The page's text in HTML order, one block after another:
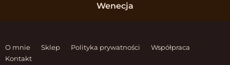
Wenecja
O mnie Sklep Polityka prywatności
Współpraca
Kontakt